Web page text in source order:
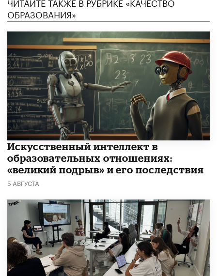
ОБРАЗОВАНИЯ»
​Искусственный интеллект в
образовательных отношениях:
«великий подрыв» и его последствия
5 АВГУСТА